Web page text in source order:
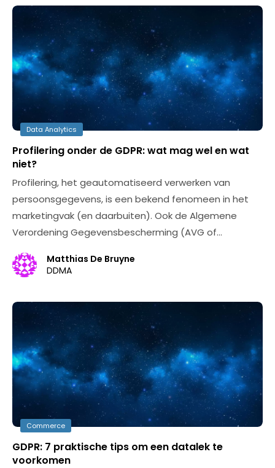
Data Analytics
Profilering onder de GDPR: wat mag wel en wat
niet?
Profilering, het geautomatiseerd verwerken van
persoonsgegevens, is een bekend fenomeen in het
marketingvak (en daarbuiten). Ook de Algemene
Verordening Gegevensbescherming (AVG of…
Matthias De Bruyne
DDMA
Commerce
GDPR: 7 praktische tips om een datalek te
voorkomen